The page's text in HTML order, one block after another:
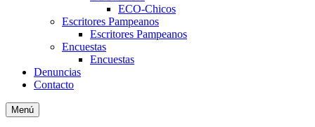
ECO-Chicos
Escritores Pampeanos
Escritores Pampeanos
Encuestas
Encuestas
Denuncias
Contacto
Menú